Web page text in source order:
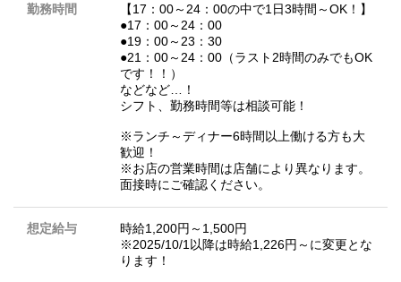
勤務時間
【17：00～24：00の中で1日3時間～OK！】
●17：00～24：00
●19：00～23：30
●21：00～24：00（ラスト2時間のみでもOK
です！！）
などなど…！
シフト、勤務時間等は相談可能！
※ランチ～ディナー6時間以上働ける方も大
歓迎！
※お店の営業時間は店舗により異なります。
面接時にご確認ください。
想定給与
時給1,200円～1,500円
※2025/10/1以降は時給1,226円～に変更とな
ります！